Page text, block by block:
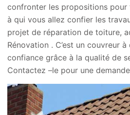
confronter les propositions
à qui vous allez confier les
projet de réparation de toiture,
Rénovation . C’est un couvreur
confiance grâce à la qualité de
Contactez –le pour une